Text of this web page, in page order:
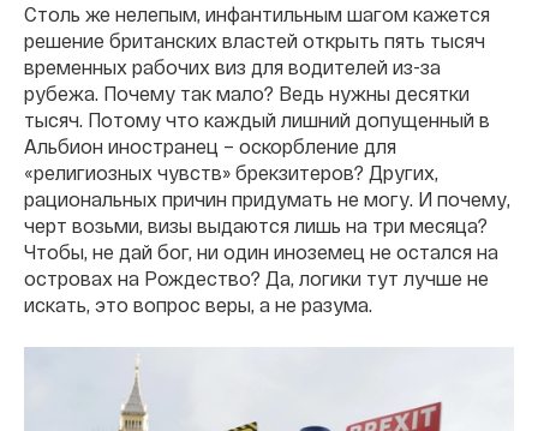
Столь же нелепым, инфантильным шагом кажется
решение британских властей открыть пять тысяч
временных рабочих виз для водителей из-за
рубежа. Почему так мало? Ведь нужны десятки
тысяч. Потому что каждый лишний допущенный в
Альбион иностранец – оскорбление для
«религиозных чувств» брекзитеров? Других,
рациональных причин придумать не могу. И почему,
черт возьми, визы выдаются лишь на три месяца?
Чтобы, не дай бог, ни один иноземец не остался на
островах на Рождество? Да, логики тут лучше не
искать, это вопрос веры, а не разума.